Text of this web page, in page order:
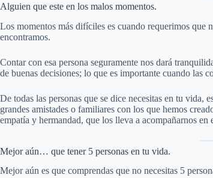
Alguien que este en los malos momentos.
Los momentos más difíciles es cuando requerimos que
encontramos.
Contar con esa persona seguramente nos dará
de buenas decisiones; lo que es importante cuando las
De todas las personas que se dice necesitas en tu vida,
grandes amistades o familiares con los que hemos
empatía y hermandad, que los lleva a acompañarnos en
Mejor aún… que tener 5 personas en tu vida.
Mejor aún es que comprendas que no necesitas 5